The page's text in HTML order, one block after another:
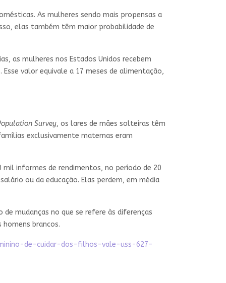
As mulheres sendo mais propensas a
elas também têm maior probabilidade de
as mulheres nos Estados Unidos recebem
valor equivale a 17 meses de alimentação,
Survey, os lares de mães solteiras têm
exclusivamente maternas eram
mil informes de rendimentos, no período de 20
ou da educação. Elas perdem, em média
mudanças no que se refere às diferenças
brancos.
de-cuidar-dos-filhos-vale-uss-627-